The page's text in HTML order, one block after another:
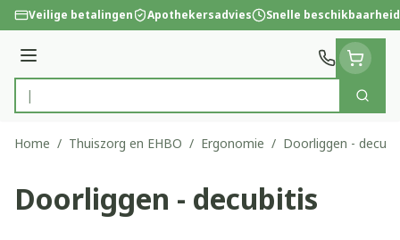
Ga naar de inhoud
Veilige betalingen Apothekersadvies Snelle beschikbaarheid
Menu
Product, merk, categorie...
Zoek
Home / Thuiszorg en EHBO / Ergonomie / Doorliggen -
Doorliggen - decubitis